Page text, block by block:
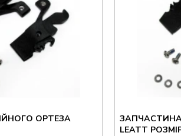
ОРТЕЗА
LEATT